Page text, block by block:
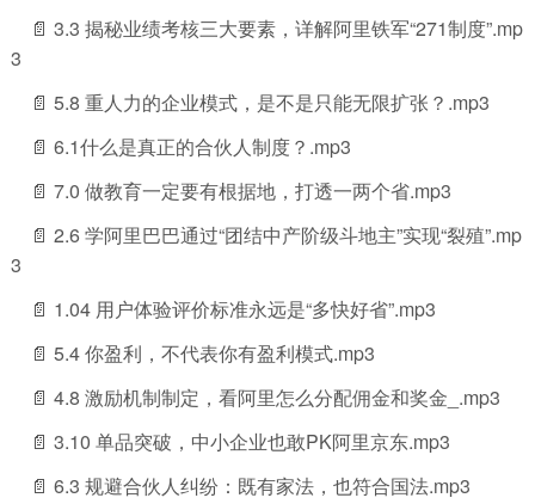
📄 3.3 揭秘业绩考核三大要素，详解阿里铁军“271制度”.mp
3
📄 5.8 重人力的企业模式，是不是只能无限扩张？.mp3
📄 6.1什么是真正的合伙人制度？.mp3
📄 7.0 做教育一定要有根据地，打透一两个省.mp3
📄 2.6 学阿里巴巴通过“团结中产阶级斗地主”实现“裂殖”.mp
3
📄 1.04 用户体验评价标准永远是“多快好省”.mp3
📄 5.4 你盈利，不代表你有盈利模式.mp3
📄 4.8 激励机制制定，看阿里怎么分配佣金和奖金_.mp3
📄 3.10 单品突破，中小企业也敢PK阿里京东.mp3
📄 6.3 规避合伙人纠纷：既有家法，也符合国法.mp3